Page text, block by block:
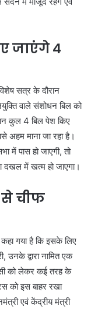
जाएंगे 4
सत्र के दौरान
वाले संशोधन बिल को
कुल 4 बिल पेश किए
माना जा रहा है।
में पास हो जाएगी, तो
दखल में खत्म हो जाएगा।
से चीफ
गया है कि इसके लिए
उनके द्वारा नामित एक
को लेकर कई तरह के
को इस बाहर रखा
एवं केंद्रीय मंत्री